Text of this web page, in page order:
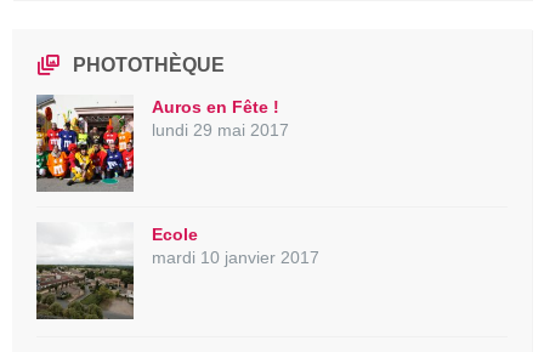
PHOTOTHÈQUE
Auros en Fête !
lundi 29 mai 2017
Ecole
mardi 10 janvier 2017